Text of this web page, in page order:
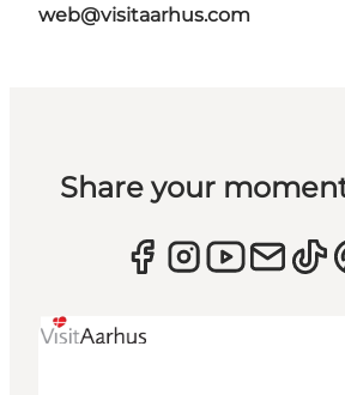
web@visitaarhus.com
Share your